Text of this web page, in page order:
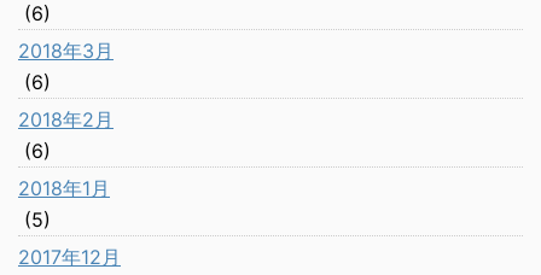
(6)
2018年3月
(6)
2018年2月
(6)
2018年1月
(5)
2017年12月